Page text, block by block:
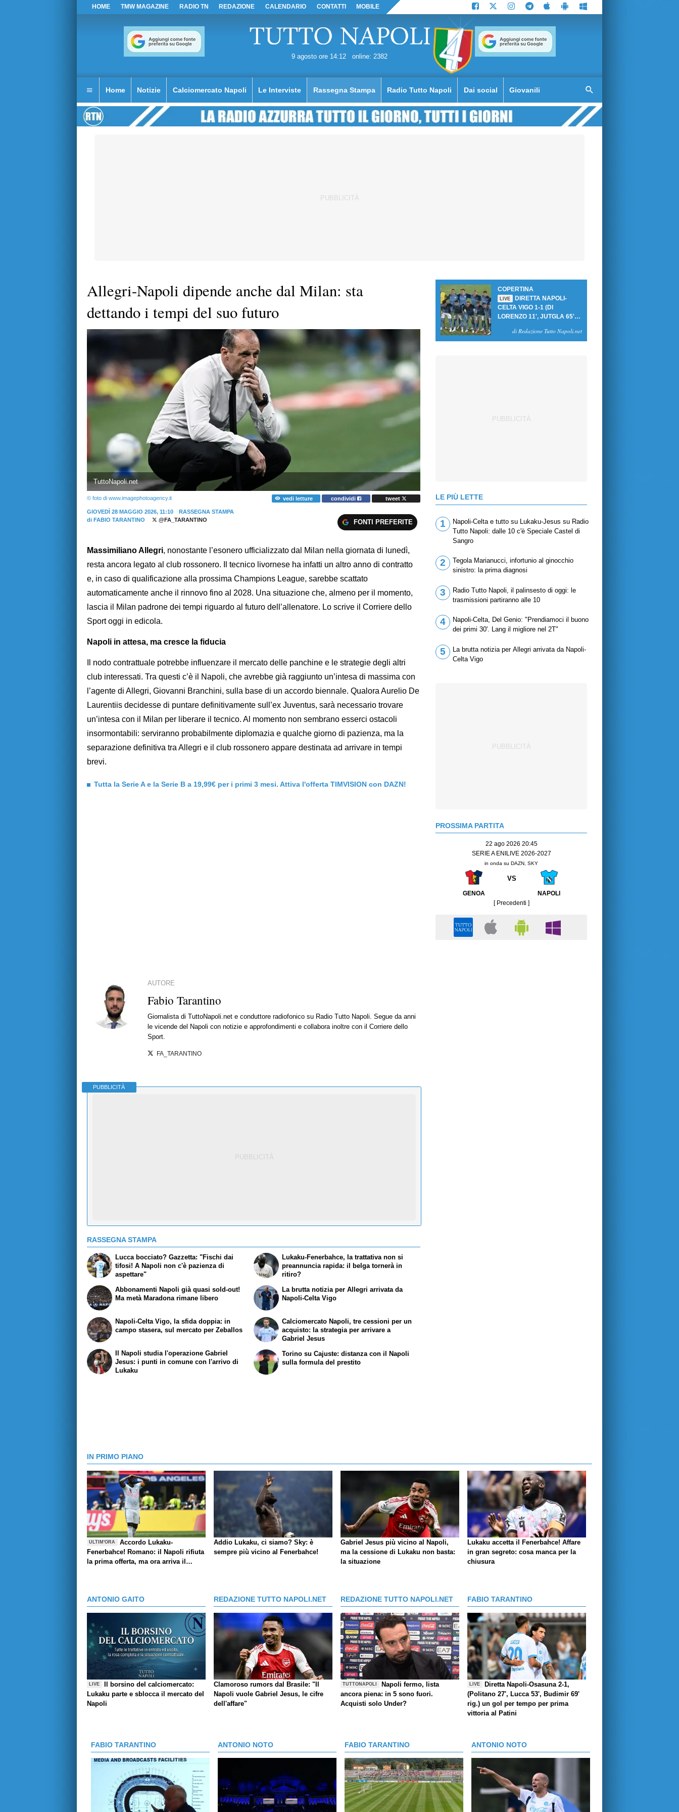
HOME TMW MAGAZINE RADIO TN REDAZIONE CALENDARIO CONTATTI MOBILE
9 agosto ore 14:12 online: 2382
Home Notizie Calciomercato Napoli Le Interviste Rassegna Stampa Radio Tutto Napoli Dai social Giovanili
Allegri-Napoli dipende anche dal Milan: sta
dettando i tempi del suo futuro
TuttoNapoli.net
© foto di www.imagephotoagency.it vedi letture condividi tweet
GIOVEDÌ 28 MAGGIO 2026, 11:10
RASSEGNA STAMPA
di FABIO TARANTINO @FA_TARANTINO FONTI PREFERITE
Massimiliano Allegri, nonostante l’esonero ufficializzato dal Milan nella giornata di lunedì,
resta ancora legato al club rossonero. Il tecnico livornese ha infatti un altro anno di contratto
e, in caso di qualificazione alla prossima Champions League, sarebbe scattato
automaticamente anche il rinnovo fino al 2028. Una situazione che, almeno per il momento,
lascia il Milan padrone dei tempi riguardo al futuro dell’allenatore. Lo scrive il Corriere dello
Sport oggi in edicola.
Napoli in attesa, ma cresce la fiducia
Il nodo contrattuale potrebbe influenzare il mercato delle panchine e le strategie degli altri
club interessati. Tra questi c’è il Napoli, che avrebbe già raggiunto un’intesa di massima con
l’agente di Allegri, Giovanni Branchini, sulla base di un accordo biennale. Qualora Aurelio De
Laurentiis decidesse di puntare definitivamente sull’ex Juventus, sarà necessario trovare
un’intesa con il Milan per liberare il tecnico. Al momento non sembrano esserci ostacoli
insormontabili: serviranno probabilmente diplomazia e qualche giorno di pazienza, ma la
separazione definitiva tra Allegri e il club rossonero appare destinata ad arrivare in tempi
brevi.
Tutta la Serie A e la Serie B a 19,99€ per i primi 3 mesi. Attiva l'offerta TIMVISION con DAZN!
AUTORE
Fabio Tarantino
Giornalista di TuttoNapoli.net e conduttore radiofonico su Radio Tutto Napoli. Segue da anni
le vicende del Napoli con notizie e approfondimenti e collabora inoltre con il Corriere dello
Sport.
FA_TARANTINO
PUBBLICITÀ
RASSEGNA STAMPA
Lucca bocciato?Gazzetta: "Fischi dai
tifosi! A Napoli non c'è pazienza di
aspettare"
Abbonamenti Napoli già quasi sold-out!
Ma metà Maradonarimane libero
Lukaku-Fenerbahce, la trattativa non si
preannuncia rapida: il belga tornerà in
ritiro?
La brutta notizia per Allegri arrivata da
Napoli-Celta Vigo
Napoli-Celta Vigo, la sfida doppia: in
campo stasera, sul mercato per Zeballos
Il Napoli studia l'operazione Gabriel
Jesus: i punti in comune con l'arrivo di
Lukaku
Calciomercato Napoli, tre cessioni per un
acquisto: la strategia per arrivare a
Gabriel Jesus
Torino su Cajuste: distanza con il Napoli
sulla formula del prestito
COPERTINA
LIVE
DIRETTA NAPOLI-
CELTA VIGO 1-1 (DI
LORENZO 11', JUTGLA 65'):
BRUYNE NEGA LA
di Redazione Tutto Napoli.net
LE PIÙ LETTE
1
Napoli-Celta e tutto su Lukaku-Jesus su Radio
Tutto Napoli: dalle 10 c'è Speciale Castel di
Sangro
2
Tegola Marianucci, infortunio al ginocchio
sinistro: la prima diagnosi
3
Radio Tutto Napoli, il palinsesto di oggi: le
trasmissioni partiranno alle 10
4
Napoli-Celta, Del Genio: "Prendiamoci il buono
dei primi 30'. Lang il migliore nel 2T"
5
La brutta notizia per Allegri arrivata da Napoli-
Celta Vigo
PROSSIMA PARTITA
22 ago 2026 20:45
SERIE A ENILIVE 2026-2027
in onda su DAZN, SKY
VS
GENOA
NAPOLI
[ Precedenti ]
IN PRIMO PIANO
ULTIM'ORA
Accordo Lukaku-
Fenerbahce! Romano: il Napoli rifiuta
la prima offerta, ma ora arriva il
Addio Lukaku, ci siamo? Sky: è
sempre più vicino al Fenerbahce!
Gabriel Jesus più vicino al Napoli,
ma la cessione di Lukaku non basta:
la situazione
Lukaku accetta il Fenerbahce! Affare
in gran segreto: cosa manca per la
chiusura
ANTONIO GAITO
LIVE
Il borsino del calciomercato:
Lukaku parte e sblocca il mercato del
Napoli
REDAZIONE TUTTO NAPOLI.NET
Clamoroso rumors dal Brasile: "Il
Napoli vuole Gabriel Jesus, le cifre
dell'affare"
REDAZIONE TUTTO NAPOLI.NET
TUTTONAPOLI
Napoli fermo, lista
ancora piena: in 5 sono fuori.
Acquisti solo Under?
FABIO TARANTINO
LIVE
Diretta Napoli-Osasuna 2-1,
(Politano 27', Lucca 53', Budimir 69'
rig.) un gol per tempo per prima
vittoria al Patini
FABIO TARANTINO ANTONIO NOTO FABIO TARANTINO ANTONIO NOTO